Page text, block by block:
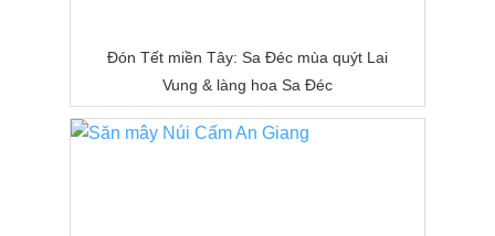
Đón Tết miền Tây: Sa Đéc mùa quýt Lai
Vung & làng hoa Sa Đéc